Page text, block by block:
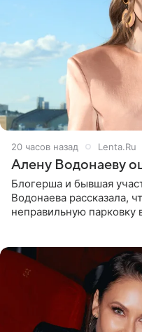
20 часов назад Lenta.Ru
Алену Водонаеву
Блогерша и бывшая
Водонаева рассказала,
неправильную